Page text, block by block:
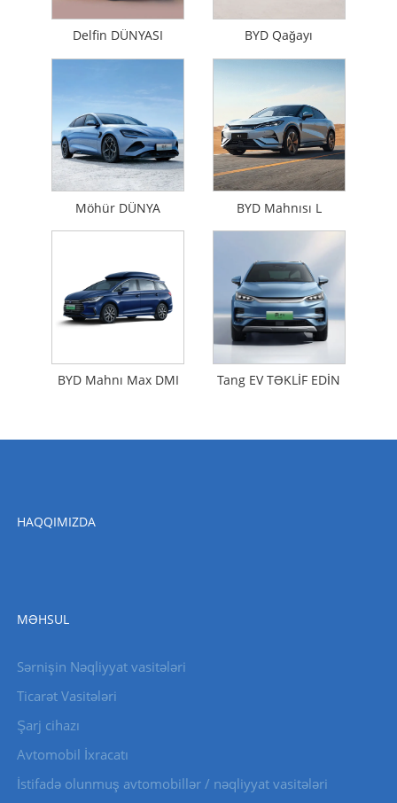
Delfin DÜNYASI BYD Qağayı
Möhür DÜNYA BYD Mahnısı L
BYD Mahnı Max DMI Tang EV TƏKLİF EDİN
HAQQIMIZDA
MƏHSUL
Sərnişin Nəqliyyat vasitələri
Ticarət Vasitələri
Şarj cihazı
Avtomobil İxracatı
İstifadə olunmuş avtomobillər / nəqliyyat vasitələri